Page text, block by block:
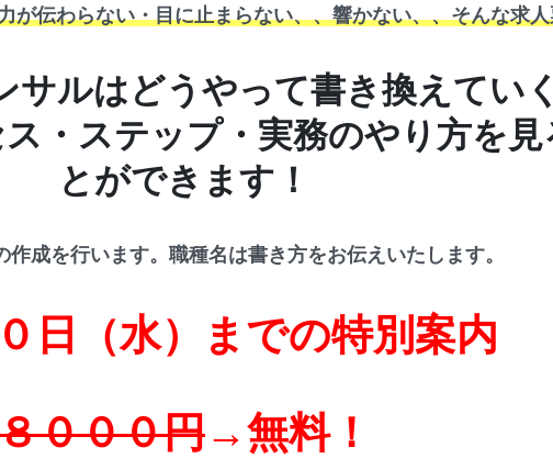
が伝わらない・目に止まらない、、響かない、、そんな求
サルはどうやって書き換えてい
・ステップ・実務のやり方を見
とができます！
作成を行います。職種名は書き方をお伝えいたします。
日（水）までの特別案内
０００円→無料！